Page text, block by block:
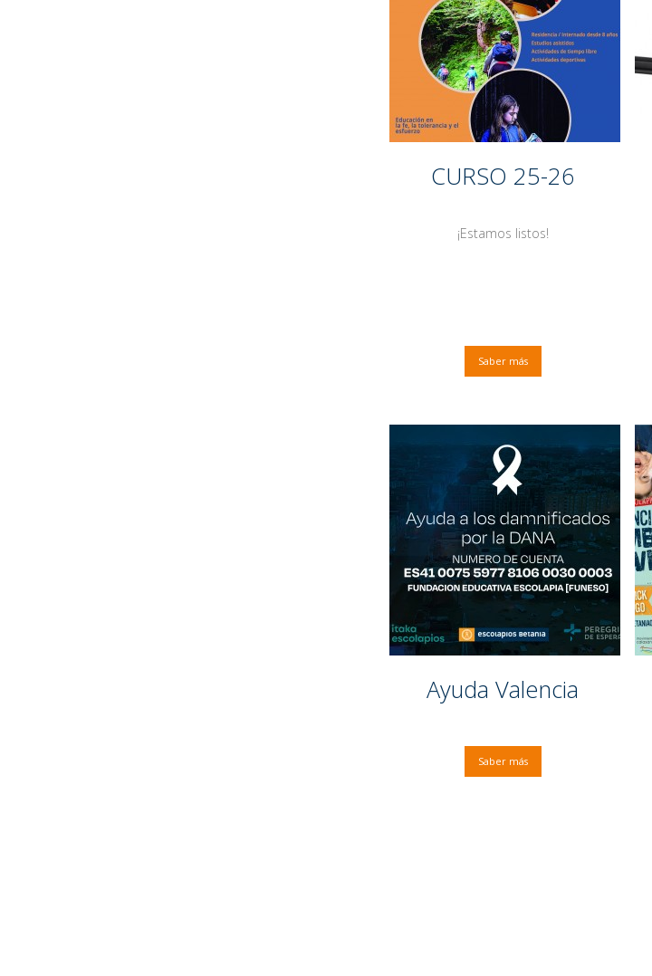
CURSO 25-26
¡Estamos listos!
Saber más
Ayuda Valencia
Saber más